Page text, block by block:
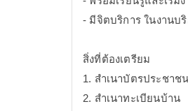
- มีจิตบริการ ในงานบ
สิ่งที่ต้องเตรียม
1. สำเนาบัตรประชาชน
2. สำเนาทะเบียนบ้าน